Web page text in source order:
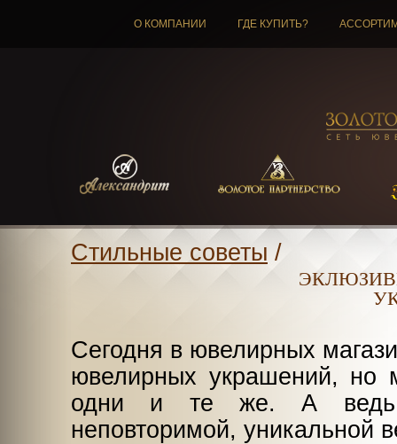
О КОМПАНИИ ГДЕ КУПИТЬ?
Стильные советы /
Сегодня в ювелирных
ювелирных украшений, но
одни и те же. А ведь
неповторимой, уникальной